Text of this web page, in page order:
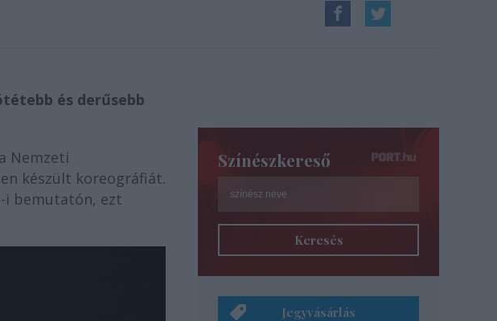
és derűsebb
Nemzeti
készült koreográfiát.
i bemutatón, ezt
Színészkereső
Keresés
Jegyvásárlás